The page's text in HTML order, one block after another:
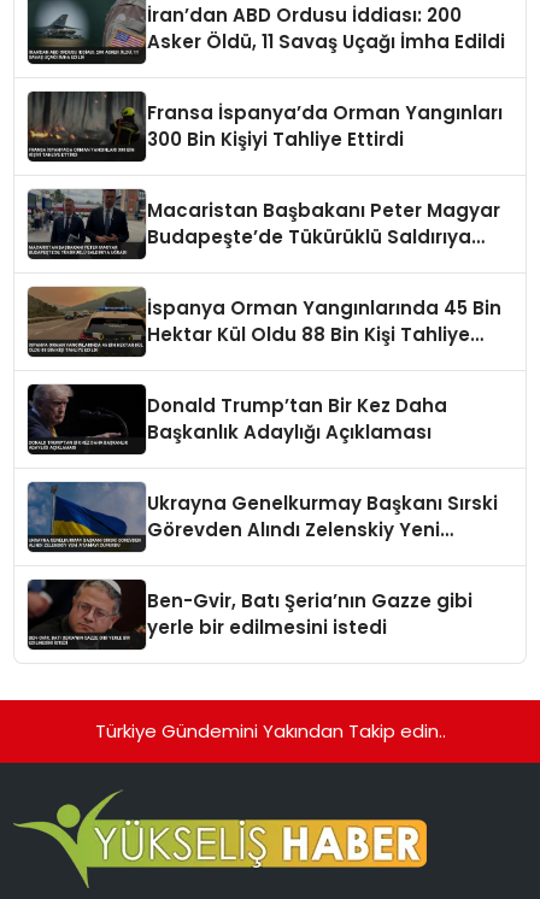
İran’dan ABD Ordusu İddiası: 200
Asker Öldü, 11 Savaş Uçağı İmha Edildi
Fransa İspanya’da Orman Yangınları
300 Bin Kişiyi Tahliye Ettirdi
Macaristan Başbakanı Peter Magyar
Budapeşte’de Tükürüklü Saldırıya
İspanya Orman Yangınlarında 45 Bin
Hektar Kül Oldu 88 Bin Kişi Tahliye
Donald Trump’tan Bir Kez Daha
Başkanlık Adaylığı Açıklaması
Ukrayna Genelkurmay Başkanı Sırski
Görevden Alındı Zelenskiy Yeni
Ben-Gvir, Batı Şeria’nın Gazze gibi
yerle bir edilmesini istedi
Türkiye Gündemini Yakından Takip edin..